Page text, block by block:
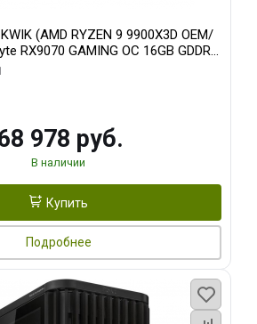
(AMD RYZEN 9 9900X3D OEM/
RX9070 GAMING OC 16GB GDDR6
ГБ SSD)
978 руб.
В наличии
Купить
Подробнее